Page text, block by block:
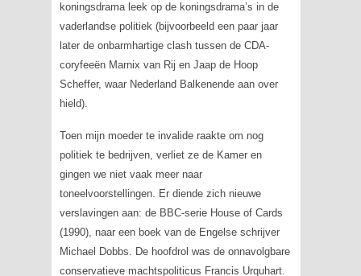
koningsdrama leek op de koningsdrama’s in de
vaderlandse politiek (bijvoorbeeld een paar jaar
later de onbarmhartige clash tussen de CDA-
coryfeeën Marnix van Rij en Jaap de Hoop
Scheffer, waar Nederland Balkenende aan over
hield).
Toen mijn moeder te invalide raakte om nog
politiek te bedrijven, verliet ze de Kamer en
gingen we niet vaak meer naar
toneelvoorstellingen. Er diende zich nieuwe
verslavingen aan: de BBC-serie House of Cards
(1990), naar een boek van de Engelse schrijver
Michael Dobbs. De hoofdrol was de onnavolgbare
conservatieve machtspoliticus Francis Urquhart.